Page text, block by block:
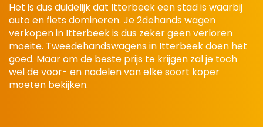
Het is dus duidelijk dat Itterbeek een stad is waarbij
auto en fiets domineren. Je 2dehands wagen
verkopen in Itterbeek is dus zeker geen verloren
moeite. Tweedehandswagens in Itterbeek doen het
goed. Maar om de beste prijs te krijgen zal je toch
wel de voor- en nadelen van elke soort koper
moeten bekijken.